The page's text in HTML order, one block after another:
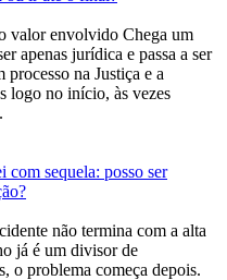
valor envolvido Chega um
apenas jurídica e passa a ser
na Justiça e a
logo no início, às vezes
sequela: posso ser
não termina com a alta
já é um divisor de
o problema começa depois.